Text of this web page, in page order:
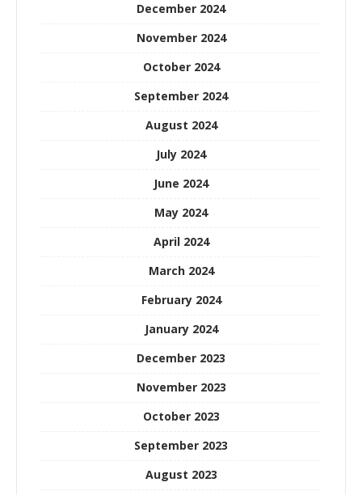
December 2024
November 2024
October 2024
September 2024
August 2024
July 2024
June 2024
May 2024
April 2024
March 2024
February 2024
January 2024
December 2023
November 2023
October 2023
September 2023
August 2023